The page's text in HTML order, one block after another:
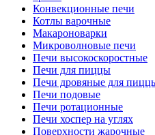
Конвекционные печи
Котлы варочные
Макароноварки
Микроволновые печи
Печи высокоскоростные
Печи для пиццы
Печи дровяные для
Печи подовые
Печи ротационные
Печи хоспер на углях
Поверхности жарочные